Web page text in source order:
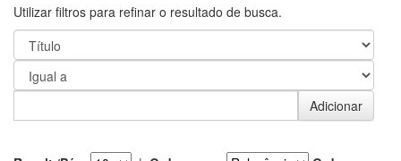
Utilizar filtros para refinar o resultado de busca.